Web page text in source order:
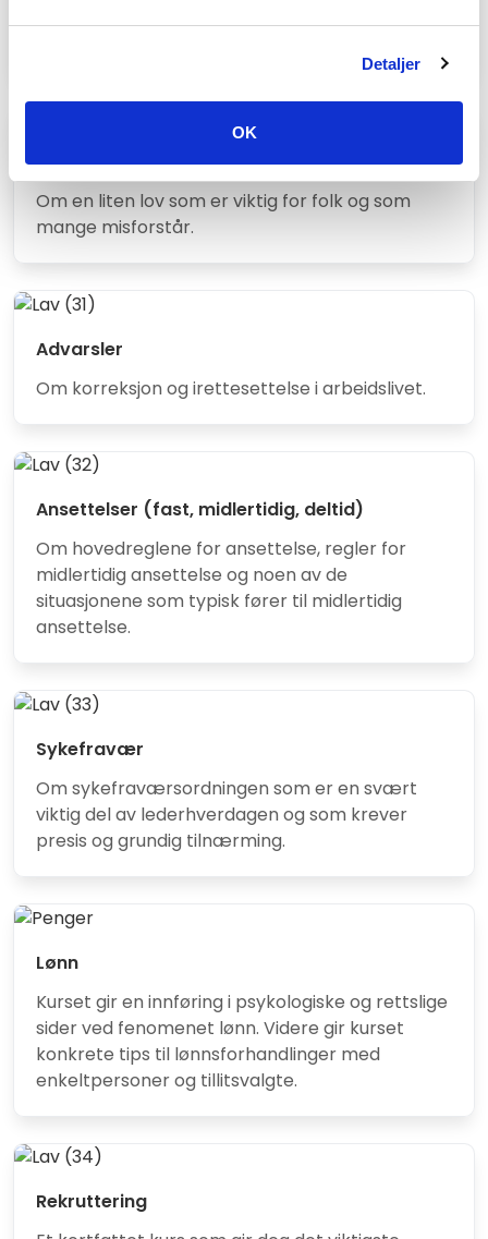
Detaljer
OK
Ferieloven
Om en liten lov som er viktig for folk og som
mange misforstår.
Advarsler
Om korreksjon og irettesettelse i arbeidslivet.
Ansettelser (fast, midlertidig, deltid)
Om hovedreglene for ansettelse, regler for
midlertidig ansettelse og noen av de
situasjonene som typisk fører til midlertidig
ansettelse.
Sykefravær
Om sykefraværsordningen som er en svært
viktig del av lederhverdagen og som krever
presis og grundig tilnærming.
Lønn
Kurset gir en innføring i psykologiske og rettslige
sider ved fenomenet lønn. Videre gir kurset
konkrete tips til lønnsforhandlinger med
enkeltpersoner og tillitsvalgte.
Rekruttering